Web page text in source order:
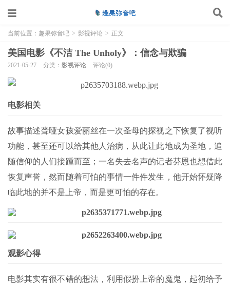
当前位置： 趣果弥音吧 > 影视评论 > 正文
美国电影《不洁 The Unholy》：信念与欺骗
2021-05-27 分类： 影视评论 评论(0)
电影相关
故事描述聋哑女孩爱丽丝在一次圣母的探视之下恢复了视听
功能，甚至还可以给其他人治病，从此让此地成为圣地，追
随信仰的人们接踵而至；一名失去名声的记者芬恩也想借此
恢复声誉，然而随着可怕的事情一件件发生，他开始怀疑降
临此地的并不是上帝，而是更可怕的存在。
观影心得
电影其实有很不错的想法，利用假扮上帝的魔鬼，起初给予